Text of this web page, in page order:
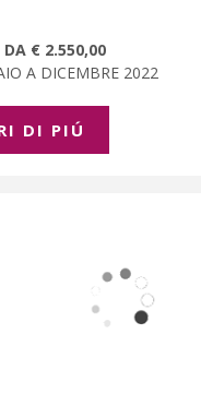
DA € 2.550,00
A DICEMBRE 2022
DI PIÚ